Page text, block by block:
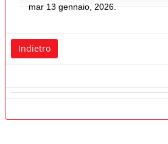
mar 13 gennaio, 2026.
Indietro